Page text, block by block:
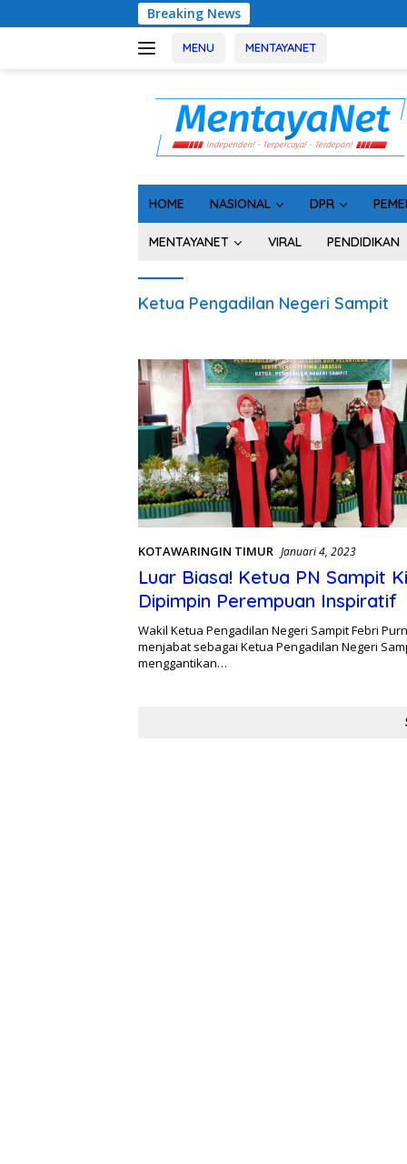
ke
Breaking News
MENU MENTAYANET
HOME NASIONAL DPR
MENTAYANET VIRAL PENDIDIKAN
Ketua Pengadilan Negeri Sampit
KOTAWARINGIN TIMUR Januari 4, 2023
Luar Biasa! Ketua PN Sampit
Dipimpin Perempuan Inspiratif
Wakil Ketua Pengadilan Negeri Sampit Febri
menjabat sebagai Ketua Pengadilan Negeri
menggantikan…